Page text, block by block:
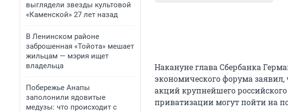
выглядели звезды культовой
«Каменской» 27 лет назад
В Ленинском районе
заброшенная «Тойота» мешает
жильцам — мэрия ищет
владельца
Побережье Анапы
заполонили ядовитые
медузы: что происходит с
Накануне глава Сбербанка
экономического форума заявил,
акций крупнейшего
приватизации могут пойти на